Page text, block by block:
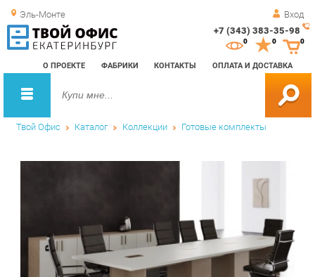
Эль-Монте Вход
+7 (343) 383-35-98
О ПРОЕКТЕ ФАБРИКИ КОНТАКТЫ ОПЛАТА И ДОСТАВКА
0 0
Твой Офис Каталог Коллекции Готовые комплекты